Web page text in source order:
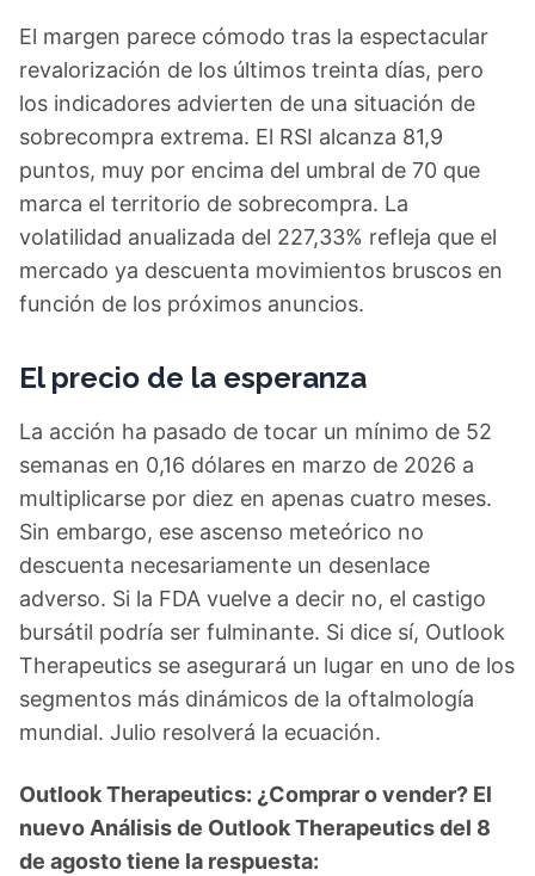
El margen parece cómodo tras la espectacular
revalorización de los últimos treinta días, pero
los indicadores advierten de una situación de
sobrecompra extrema. El RSI alcanza 81,9
puntos, muy por encima del umbral de 70 que
marca el territorio de sobrecompra. La
volatilidad anualizada del 227,33% refleja que el
mercado ya descuenta movimientos bruscos en
función de los próximos anuncios.
El precio de la esperanza
La acción ha pasado de tocar un mínimo de 52
semanas en 0,16 dólares en marzo de 2026 a
multiplicarse por diez en apenas cuatro meses.
Sin embargo, ese ascenso meteórico no
descuenta necesariamente un desenlace
adverso. Si la FDA vuelve a decir no, el castigo
bursátil podría ser fulminante. Si dice sí, Outlook
Therapeutics se asegurará un lugar en uno de los
segmentos más dinámicos de la oftalmología
mundial. Julio resolverá la ecuación.
Outlook Therapeutics: ¿Comprar o vender? El
nuevo Análisis de Outlook Therapeutics del 8
de agosto tiene la respuesta: